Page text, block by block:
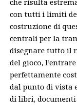
con tutti i limiti del
costruzione di
centrali per la
disegnare tutto il
del gioco,
perfettamente
dal punto di vista
di libri,